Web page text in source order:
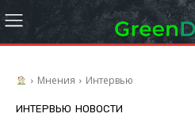
Мнения Интервью
ИНТЕРВЬЮ НОВОСТИ